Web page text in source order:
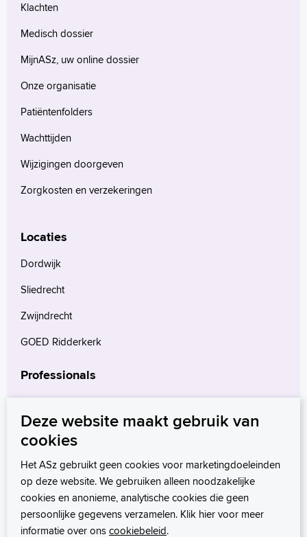
Klachten
Medisch dossier
MijnASz, uw online dossier
Onze organisatie
Patiëntenfolders
Wachttijden
Wijzigingen doorgeven
Zorgkosten en verzekeringen
Locaties
Dordwijk
Sliedrecht
Zwijndrecht
GOED Ridderkerk
Professionals
Verwijzers
Wetenschappelijk onderzoek
Deze website maakt gebruik van
cookies
Het ASz gebruikt geen cookies voor marketingdoeleinden
op deze website. We gebruiken alleen noodzakelijke
cookies en anonieme, analytische cookies die geen
persoonlijke gegevens verzamelen. Klik hier voor meer
informatie over onscookiebeleid.